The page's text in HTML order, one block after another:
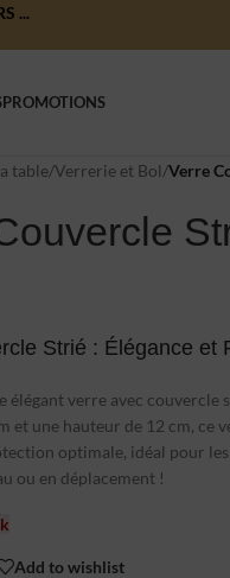
...
PROMOTIONS
table/Verrerie et Bol/Verre
Strié : Élégance et
élégant verre avec couvercle
et une hauteur de 12 cm, ce
optimale, idéal pour
ou en déplacement !
Add to wishlist